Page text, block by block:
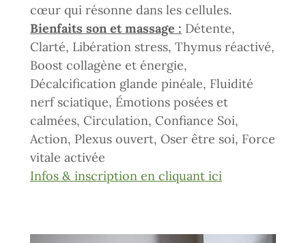
cœur qui résonne dans les cellules.
Bienfaits son et massage : Détente,
Clarté, Libération stress, Thymus réactivé,
Boost collagène et énergie,
Décalcification glande pinéale, Fluidité
nerf sciatique, Émotions posées et
calmées, Circulation, Confiance Soi,
Action, Plexus ouvert, Oser être soi, Force
vitale activée
Infos & inscription en cliquant ici